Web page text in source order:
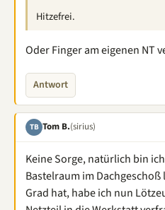
Hitzefrei.
Oder Finger am eigenen NT
Antwort
TB Tom B.(sirius)
Keine Sorge, natürlich bin
Bastelraum im
Grad hat, habe ich nun